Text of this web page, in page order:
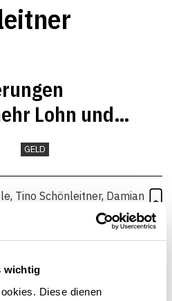
wichtig
Diese dienen
Lohn und
GELD
, Tino Schönleitner, Damian
| 22.02.2024